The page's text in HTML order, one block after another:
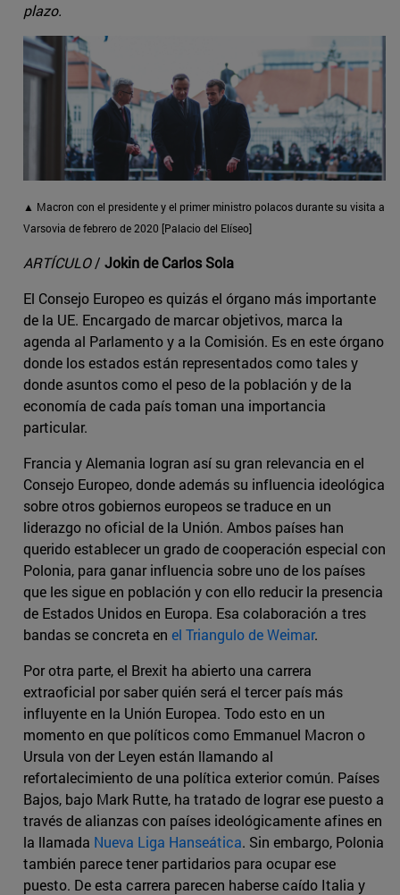
plazo.
▲ Macron con el presidente y el primer ministro polacos durante su visita a
Varsovia de febrero de 2020 [Palacio del Elíseo]
ARTÍCULO/ Jokin de Carlos Sola
El Consejo Europeo es quizás el órgano más importante
de la UE. Encargado de marcar objetivos, marca la
agenda al Parlamento y a la Comisión. Es en este órgano
donde los estados están representados como tales y
donde asuntos como el peso de la población y de la
economía de cada país toman una importancia
particular.
Francia y Alemania logran así su gran relevancia en el
Consejo Europeo, donde además su influencia ideológica
sobre otros gobiernos europeos se traduce en un
liderazgo no oficial de la Unión. Ambos países han
querido establecer un grado de cooperación especial con
Polonia, para ganar influencia sobre uno de los países
que les sigue en población y con ello reducir la presencia
de Estados Unidos en Europa. Esa colaboración a tres
bandas se concreta en el Triangulo de Weimar.
Por otra parte, el Brexit ha abierto una carrera
extraoficial por saber quién será el tercer país más
influyente en la Unión Europea. Todo esto en un
momento en que políticos como Emmanuel Macron o
Ursula von der Leyen están llamando al
refortalecimiento de una política exterior común. Países
Bajos, bajo Mark Rutte, ha tratado de lograr ese puesto a
través de alianzas con países ideológicamente afines en
la llamada Nueva Liga Hanseática. Sin embargo, Polonia
también parece tener partidarios para ocupar ese
puesto. De esta carrera parecen haberse caído Italia y